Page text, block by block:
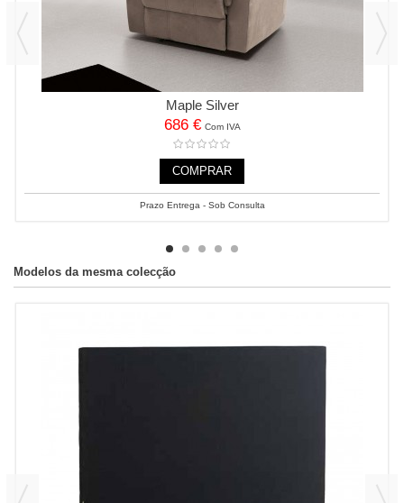
Maple Silver
686 € Com IVA
COMPRAR
Prazo Entrega - Sob Consulta
Modelos da mesma colecção